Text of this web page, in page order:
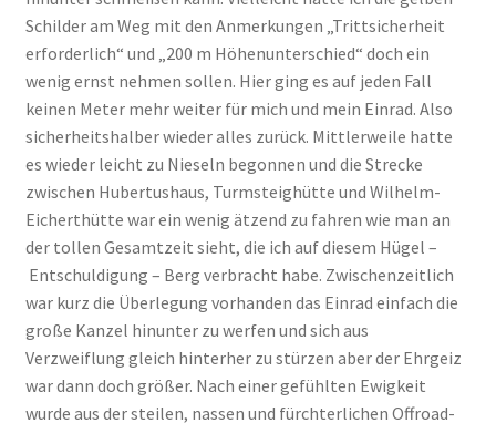
Schilder am Weg mit den Anmerkungen „Trittsicherheit
erforderlich“ und „200 m Höhenunterschied“ doch ein
wenig ernst nehmen sollen. Hier ging es auf jeden Fall
keinen Meter mehr weiter für mich und mein Einrad. Also
sicherheitshalber wieder alles zurück. Mittlerweile hatte
es wieder leicht zu Nieseln begonnen und die Strecke
zwischen Hubertushaus, Turmsteighütte und Wilhelm-
Eicherthütte war ein wenig ätzend zu fahren wie man an
der tollen Gesamtzeit sieht, die ich auf diesem Hügel –
Entschuldigung – Berg verbracht habe. Zwischenzeitlich
war kurz die Überlegung vorhanden das Einrad einfach die
große Kanzel hinunter zu werfen und sich aus
Verzweiflung gleich hinterher zu stürzen aber der Ehrgeiz
war dann doch größer. Nach einer gefühlten Ewigkeit
wurde aus der steilen, nassen und fürchterlichen Offroad-